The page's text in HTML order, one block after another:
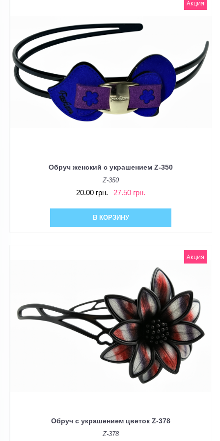
Акция
Обруч женский с украшением Z-350
Z-350
20.00 грн. 27.50 грн.
В КОРЗИНУ
Акция
Обруч с украшением цветок Z-378
Z-378